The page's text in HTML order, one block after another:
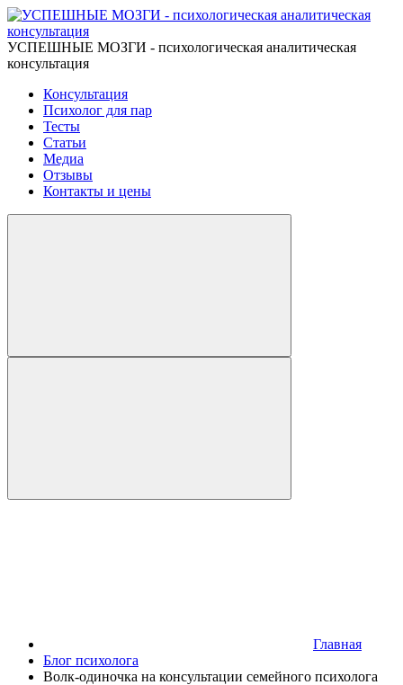
УСПЕШНЫЕ МОЗГИ - психологическая аналитическая
консультация
Консультация
Психолог для пар
Тесты
Статьи
Медиа
Отзывы
Контакты и цены
Главная
Блог психолога
Волк-одиночка на консультации семейного психолога